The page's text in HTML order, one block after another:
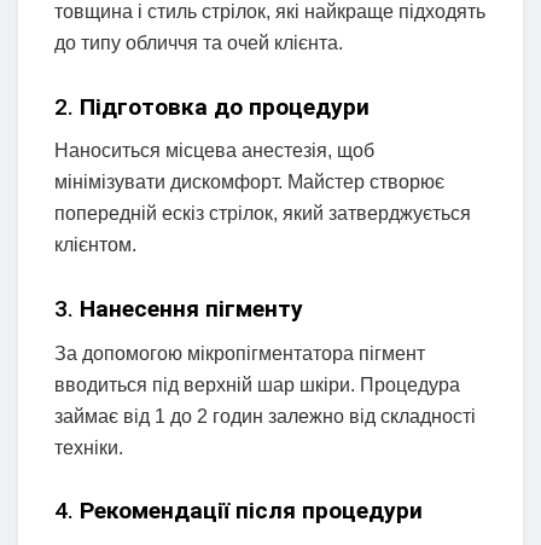
товщина і стиль стрілок, які найкраще підходять
до типу обличчя та очей клієнта.
2. Підготовка до процедури
Наноситься місцева анестезія, щоб
мінімізувати дискомфорт. Майстер створює
попередній ескіз стрілок, який затверджується
клієнтом.
3. Нанесення пігменту
За допомогою мікропігментатора пігмент
вводиться під верхній шар шкіри. Процедура
займає від 1 до 2 годин залежно від складності
техніки.
4. Рекомендації після процедури